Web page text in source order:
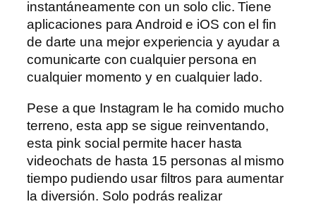
instantáneamente con un solo clic. Tiene
aplicaciones para Android e iOS con el fin
de darte una mejor experiencia y ayudar a
comunicarte con cualquier persona en
cualquier momento y en cualquier lado.
Pese a que Instagram le ha comido mucho
terreno, esta app se sigue reinventando,
esta pink social permite hacer hasta
videochats de hasta 15 personas al mismo
tiempo pudiendo usar filtros para aumentar
la diversión. Solo podrás realizar